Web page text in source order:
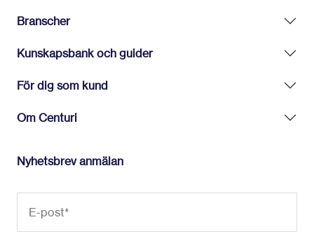
Branscher
Kunskapsbank och guider
För dig som kund
Om Centuri
Nyhetsbrev anmälan